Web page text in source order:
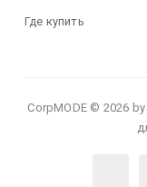
Где купить
CorpMODE © 2026